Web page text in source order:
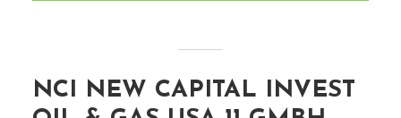
NCI NEW CAPITAL INVEST